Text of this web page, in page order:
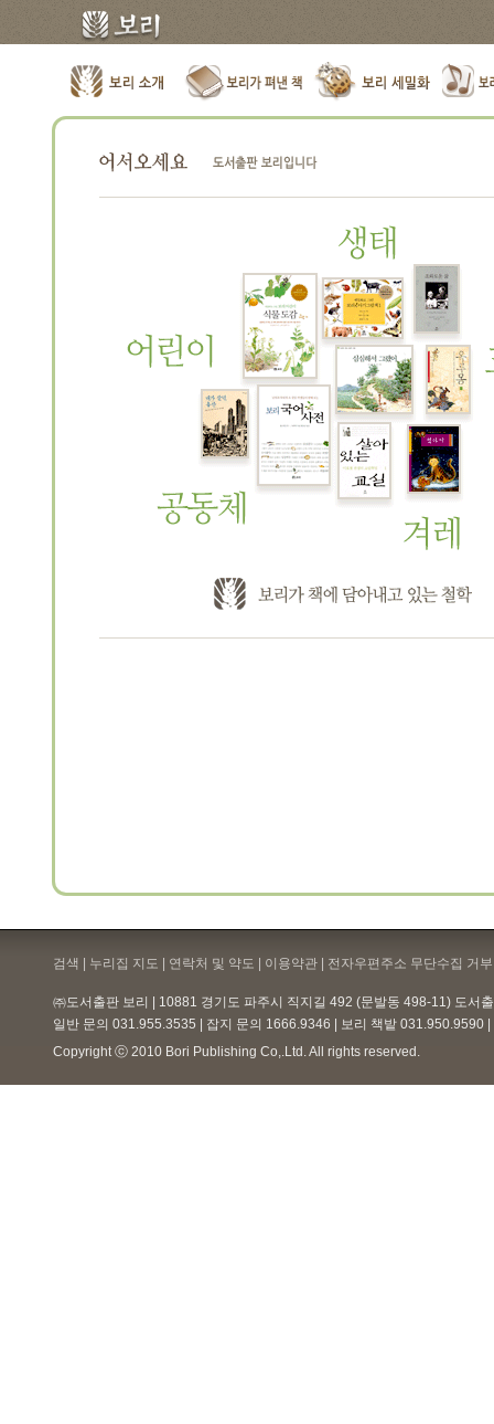
검색 | 누리집 지도 | 연락처 및 약도 | 이용약관 | 전자우편주소 무단수집 거
㈜도서출판 보리 | 10881 경기도 파주시 직지길 492 (문발동 498-11) 도서
일반 문의 031.955.3535 | 잡지 문의 1666.9346 | 보리 책밭 031.950.9590
Copyright ⓒ 2010 Bori Publishing Co,.Ltd. All rights reserved.